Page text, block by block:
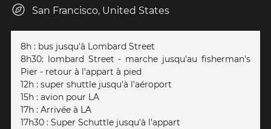
San Francisco, United States
8h : bus jusqu'à Lombard Street
8h30: lombard Street - marche jusqu'au fisherman's
Pier - retour à l'appart à pied
12h : super shuttle jusqu'à l'aéroport
15h : avion pour LA
17h : Arrivée à LA
17h30 : Super Schuttle jusqu'à l'appart